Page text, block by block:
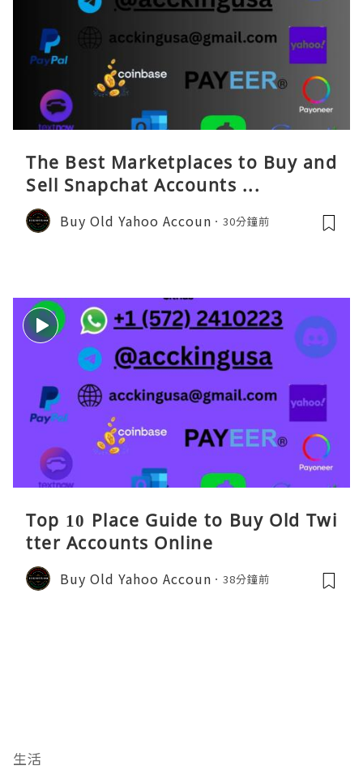
The Best Marketplaces to Buy and
Sell Snapchat Accounts ...
Buy Old Yahoo Accoun 30分鐘前
Top 10 Place Guide to Buy Old Twi
tter Accounts Online
Buy Old Yahoo Accoun 38分鐘前
生活